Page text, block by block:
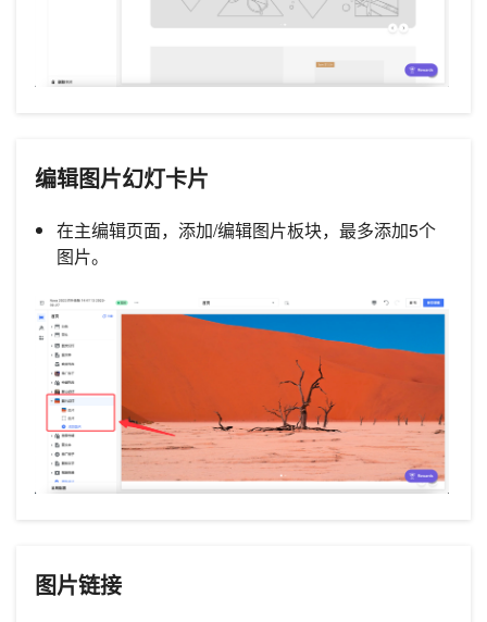
编辑图片幻灯卡片
在主编辑页面，添加/编辑图片板块，最多添加5个
图片。
图片链接